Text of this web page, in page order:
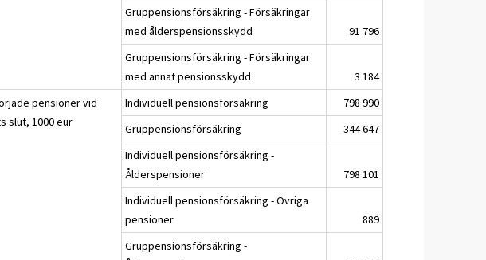
Gruppensionsförsäkring - Försäkringar
med ålderspensionsskydd
91 796
Gruppensionsförsäkring - Försäkringar
med annat pensionsskydd
3 184
pensioner vid
slut, 1000 eur
Individuell pensionsförsäkring
798 990
Gruppensionsförsäkring
344 647
Individuell pensionsförsäkring -
Ålderspensioner
798 101
Individuell pensionsförsäkring - Övriga
pensioner
889
Gruppensionsförsäkring -